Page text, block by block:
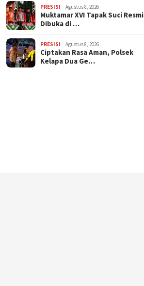
PRESISI Agustus 8, 2026
Muktamar XVI Tapak Suci Resmi
Dibuka di …
PRESISI Agustus 8, 2026
Ciptakan Rasa Aman, Polsek
Kelapa Dua Ge…